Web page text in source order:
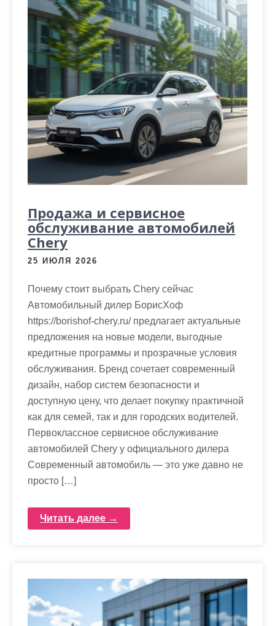
Продажа и сервисное
обслуживание автомобилей
Chery
25 ИЮЛЯ 2026
Почему стоит выбрать Chery сейчас
Автомобильный дилер БорисХоф
https://borishof-chery.ru/ предлагает актуальные
предложения на новые модели, выгодные
кредитные программы и прозрачные условия
обслуживания. Бренд сочетает современный
дизайн, набор систем безопасности и
доступную цену, что делает покупку практичной
как для семей, так и для городских водителей.
Первоклассное сервисное обслуживание
автомобилей Chery у официального дилера
Современный автомобиль — это уже давно не
просто […]
Читать далее →